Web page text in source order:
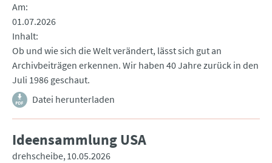
Am
01.07.2026
Inhalt
Ob und wie sich die Welt verändert, lässt sich gut an
Archivbeiträgen erkennen. Wir haben 40 Jahre zurück in den
Juli 1986 geschaut.
Datei herunterladen
Ideensammlung USA
drehscheibe 10.05.2026